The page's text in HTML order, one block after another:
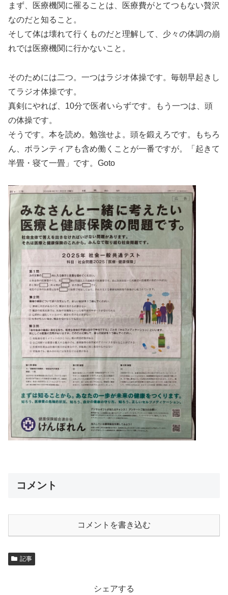
まず、医療機関に罹ることは、医療費がとてつもない贅沢
なのだと知ること。
そして体は壊れて行くものだと理解して、少々の体調の崩
れでは医療機関に行かないこと。
そのためには二つ。一つはラジオ体操です。毎朝早起きし
てラジオ体操です。
真剣にやれば、10分で医者いらずです。もう一つは、頭
の体操です。
そうです。本を読め。勉強せよ。頭を鍛えろです。もちろ
ん、ボランティアも含め働くことが一番ですが。「起きて
半畳・寝て一畳」です。Goto
コメント
コメントを書き込む
記事
シェアする